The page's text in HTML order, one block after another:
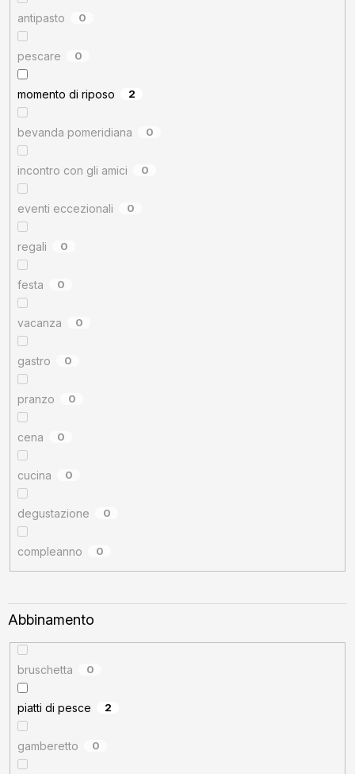
antipasto 0
pescare 0
momento di riposo 2
bevanda pomeridiana 0
incontro con gli amici 0
eventi eccezionali 0
regali 0
festa 0
vacanza 0
gastro 0
pranzo 0
cena 0
cucina 0
degustazione 0
compleanno 0
Abbinamento
bruschetta 0
piatti di pesce 2
gamberetto 0